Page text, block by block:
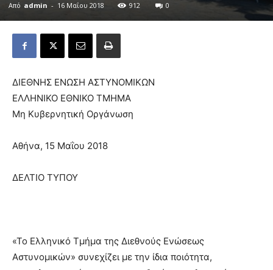
Από admin - 16 Μαΐου 2018 912 0
ΔΙΕΘΝΗΣ ΕΝΩΣΗ ΑΣΤΥΝΟΜΙΚΩΝ
ΕΛΛΗΝΙΚΟ ΕΘΝΙΚΟ ΤΜΗΜΑ
Μη Κυβερνητική Οργάνωση
Αθήνα, 15 Μαΐου 2018
ΔΕΛΤΙΟ ΤΥΠΟΥ
«Το Ελληνικό Τμήμα της Διεθνούς Ενώσεως
Αστυνομικών» συνεχίζει με την ίδια ποιότητα,